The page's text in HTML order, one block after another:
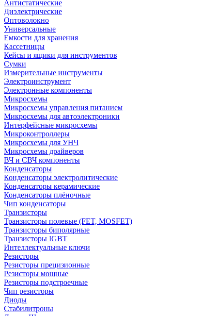
Антистатические
Диэлектрические
Оптоволокно
Универсальные
Емкости для хранения
Кассетницы
Кейсы и ящики для инструментов
Сумки
Измерительные инструменты
Электроинструмент
Электронные компоненты
Микросхемы
Микросхемы управления питанием
Микросхемы для автоэлектроники
Интерфейсные микросхемы
Микроконтроллеры
Микросхемы для УНЧ
Микросхемы драйверов
ВЧ и СВЧ компоненты
Конденсаторы
Конденсаторы электролитические
Конденсаторы керамические
Конденсаторы плёночные
Чип конденсаторы
Транзисторы
Транзисторы полевые (FET, MOSFET)
Транзисторы биполярные
Транзисторы IGBT
Интеллектуальные ключи
Резисторы
Резисторы прецизионные
Резисторы мощные
Резисторы подстроечные
Чип резисторы
Диоды
Стабилитроны